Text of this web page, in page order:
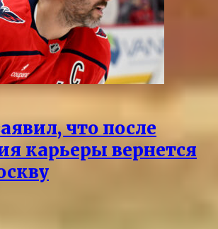
что после
карьеры вернется